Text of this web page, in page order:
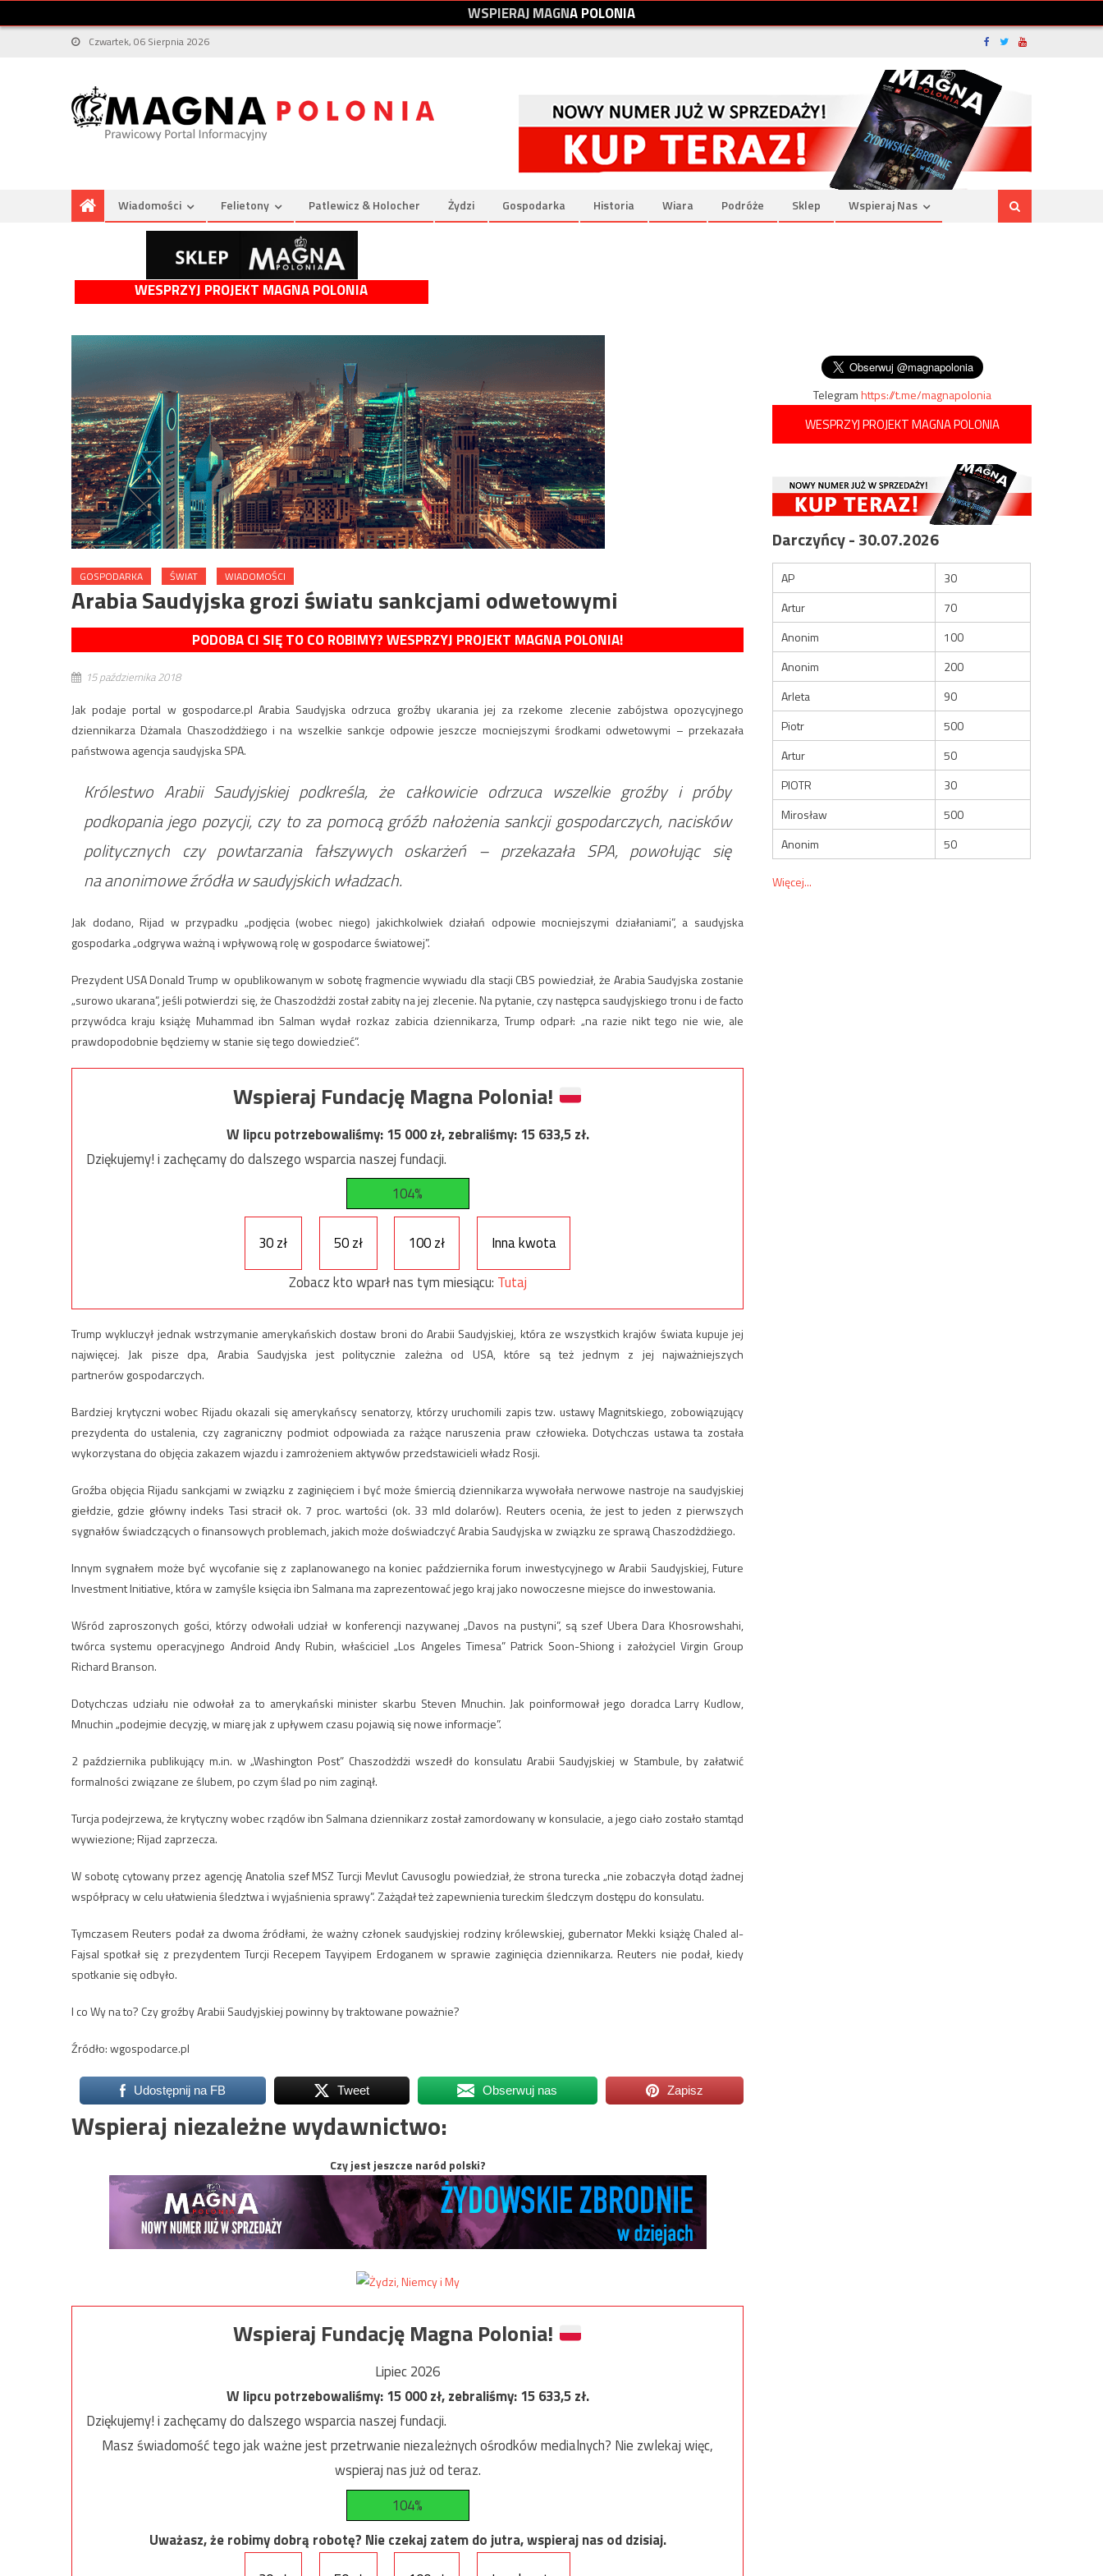
WSPIERAJMAGNAPOLONIA
Czwartek, 06 Sierpnia 2026
Wiadomości Felietony Patlewicz & Holocher Żydzi Gospodarka Historia Wiara Podróże Sklep Wspieraj Nas
WESPRZYJ PROJEKT MAGNA POLONIA
GOSPODARKA ŚWIAT WIADOMOŚCI
Arabia Saudyjska grozi światu sankcjami odwetowymi
PODOBA CI SIĘ TO CO ROBIMY? WESPRZYJ PROJEKT MAGNA POLONIA!
15 października 2018
Jak podaje portal w gospodarce.pl Arabia Saudyjska odrzuca groźby ukarania jej za rzekome zlecenie zabójstwa opozycyjnego
dziennikarza Dżamala Chaszodżdżiego i na wszelkie sankcje odpowie jeszcze mocniejszymi środkami odwetowymi – przekazała
państwowa agencja saudyjska SPA.
Królestwo Arabii Saudyjskiej podkreśla, że całkowicie odrzuca wszelkie groźby i próby
podkopania jego pozycji, czy to za pomocą gróźb nałożenia sankcji gospodarczych, nacisków
politycznych czy powtarzania fałszywych oskarżeń – przekazała SPA, powołując się
na anonimowe źródła w saudyjskich władzach.
Jak dodano, Rijad w przypadku „podjęcia (wobec niego) jakichkolwiek działań odpowie mocniejszymi działaniami”, a saudyjska
gospodarka „odgrywa ważną i wpływową rolę w gospodarce światowej”.
Prezydent USA Donald Trump w opublikowanym w sobotę fragmencie wywiadu dla stacji CBS powiedział, że Arabia Saudyjska zostanie
„surowo ukarana”, jeśli potwierdzi się, że Chaszodżdżi został zabity na jej zlecenie. Na pytanie, czy następca saudyjskiego tronu i de facto
przywódca kraju książę Muhammad ibn Salman wydał rozkaz zabicia dziennikarza, Trump odparł: „na razie nikt tego nie wie, ale
prawdopodobnie będziemy w stanie się tego dowiedzieć”.
Wspieraj Fundację Magna Polonia!
W lipcu potrzebowaliśmy:15 000zł, zebraliśmy:15 633,5zł.
Dziękujemy! i zachęcamy do dalszego wsparcia naszej fundacji.
104%
30 zł 50 zł 100 zł
Inna kwota
Zobacz kto wparł nas tym miesiącu: Tutaj
Trump wykluczył jednak wstrzymanie amerykańskich dostaw broni do Arabii Saudyjskiej, która ze wszystkich krajów świata kupuje jej
najwięcej. Jak pisze dpa, Arabia Saudyjska jest politycznie zależna od USA, które są też jednym z jej najważniejszych
partnerów gospodarczych.
Bardziej krytyczni wobec Rijadu okazali się amerykańscy senatorzy, którzy uruchomili zapis tzw. ustawy Magnitskiego, zobowiązujący
prezydenta do ustalenia, czy zagraniczny podmiot odpowiada za rażące naruszenia praw człowieka. Dotychczas ustawa ta została
wykorzystana do objęcia zakazem wjazdu i zamrożeniem aktywów przedstawicieli władz Rosji.
Groźba objęcia Rijadu sankcjami w związku z zaginięciem i być może śmiercią dziennikarza wywołała nerwowe nastroje na saudyjskiej
giełdzie, gdzie główny indeks Tasi stracił ok. 7 proc. wartości (ok. 33 mld dolarów). Reuters ocenia, że jest to jeden z pierwszych
sygnałów świadczących o finansowych problemach, jakich może doświadczyć Arabia Saudyjska w związku ze sprawą Chaszodżdżiego.
Innym sygnałem może być wycofanie się z zaplanowanego na koniec października forum inwestycyjnego w Arabii Saudyjskiej, Future
Investment Initiative, która w zamyśle księcia ibn Salmana ma zaprezentować jego kraj jako nowoczesne miejsce do inwestowania.
Wśród zaproszonych gości, którzy odwołali udział w konferencji nazywanej „Davos na pustyni”, są szef Ubera Dara Khosrowshahi,
twórca systemu operacyjnego Android Andy Rubin, właściciel „Los Angeles Timesa” Patrick Soon-Shiong i założyciel Virgin Group
Richard Branson.
Dotychczas udziału nie odwołał za to amerykański minister skarbu Steven Mnuchin. Jak poinformował jego doradca Larry Kudlow,
Mnuchin „podejmie decyzję, w miarę jak z upływem czasu pojawią się nowe informacje”.
2 października publikujący m.in. w „Washington Post” Chaszodżdżi wszedł do konsulatu Arabii Saudyjskiej w Stambule, by załatwić
formalności związane ze ślubem, po czym ślad po nim zaginął.
Turcja podejrzewa, że krytyczny wobec rządów ibn Salmana dziennikarz został zamordowany w konsulacie, a jego ciało zostało stamtąd
wywiezione; Rijad zaprzecza.
W sobotę cytowany przez agencję Anatolia szef MSZ Turcji Mevlut Cavusoglu powiedział, że strona turecka „nie zobaczyła dotąd żadnej
współpracy w celu ułatwienia śledztwa i wyjaśnienia sprawy”. Zażądał też zapewnienia tureckim śledczym dostępu do konsulatu.
Tymczasem Reuters podał za dwoma źródłami, że ważny członek saudyjskiej rodziny królewskiej, gubernator Mekki książę Chaled al-
Fajsal spotkał się z prezydentem Turcji Recepem Tayyipem Erdoganem w sprawie zaginięcia dziennikarza. Reuters nie podał, kiedy
spotkanie się odbyło.
I co Wy na to? Czy groźby Arabii Saudyjskiej powinny by traktowane poważnie?
Źródło: wgospodarce.pl
Udostępnij na FB Tweet Obserwuj nas Zapisz
Wspieraj niezależne wydawnictwo:
Czy jest jeszcze naród polski?
Wspieraj Fundację Magna Polonia!
Lipiec 2026
W lipcu potrzebowaliśmy:15 000zł, zebraliśmy:15 633,5zł.
Dziękujemy! i zachęcamy do dalszego wsparcia naszej fundacji.
Masz świadomość tego jak ważne jest przetrwanie niezależnych ośrodków medialnych? Nie zwlekaj więc,
wspieraj nas już od teraz.
104%
Uważasz, że robimy dobrą robotę? Nie czekaj zatem do jutra, wspieraj nas od dzisiaj.
Telegramhttps://t.me/magnapolonia
WESPRZYJ PROJEKT MAGNA POLONIA
Darczyńcy - 30.07.2026
AP
30
Artur
70
Anonim
100
Anonim
200
Arleta
90
Piotr
500
Artur
50
PIOTR
30
Mirosław
500
Anonim
50
Więcej...